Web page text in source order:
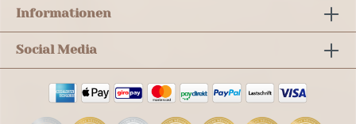
Informationen
Social Media